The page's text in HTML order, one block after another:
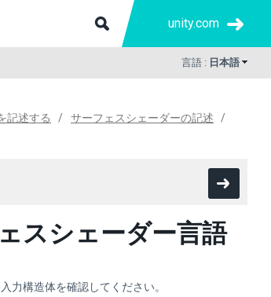
unity.com
言語 : 日本語
記述する
サーフェスシェーダーの記述
スシェーダー言語
力構造体を確認してください。